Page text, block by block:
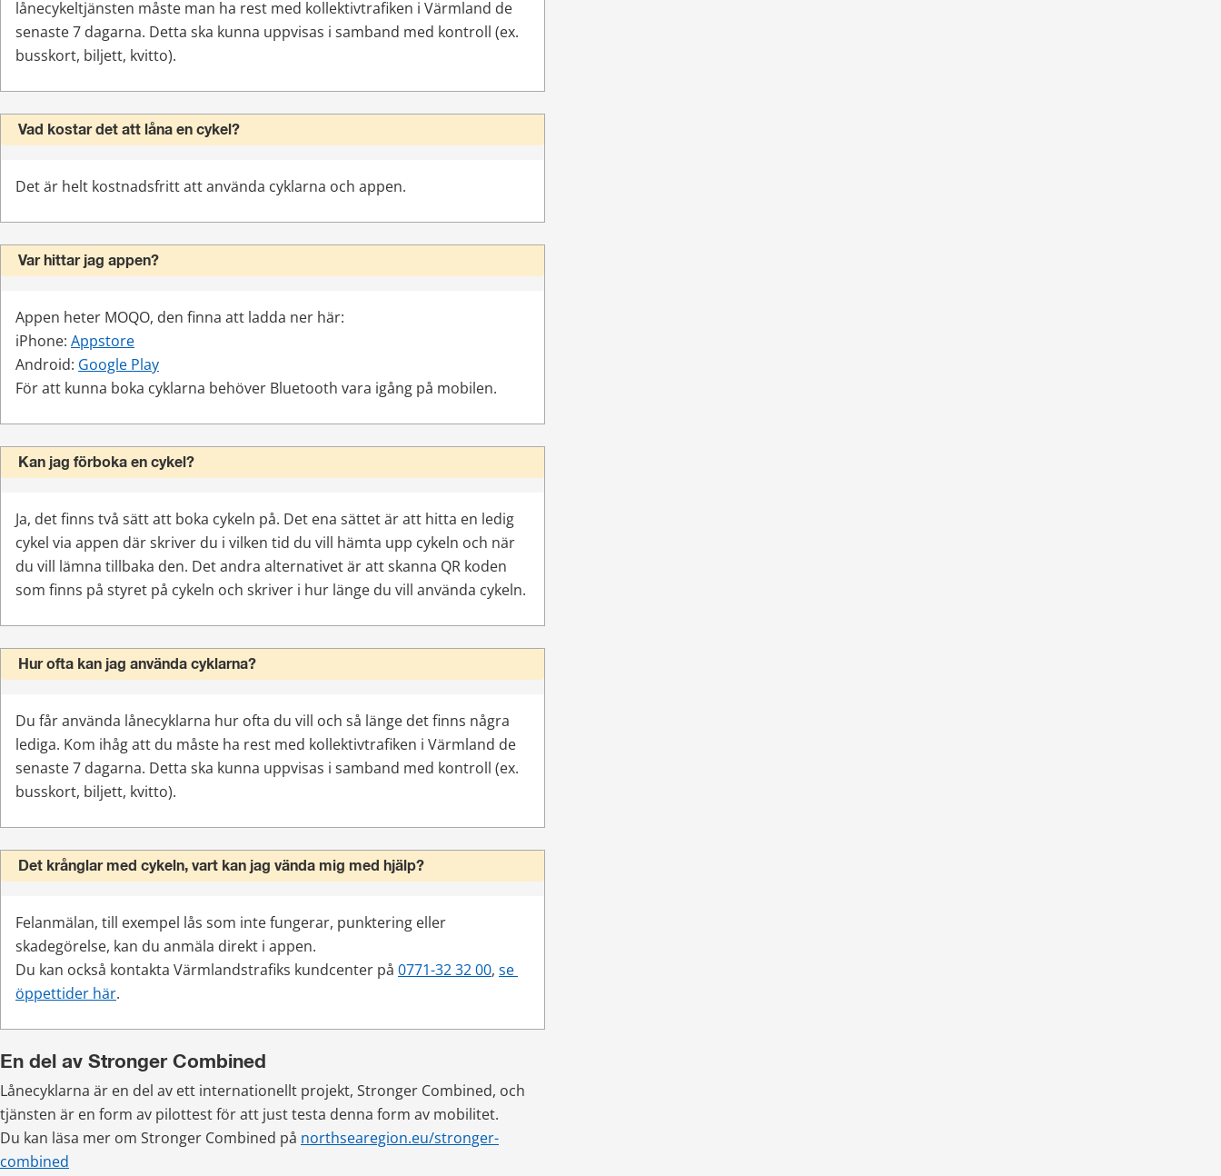
lånecykeltjänsten måste man ha rest med kollektivtrafiken i Värmland de
senaste 7 dagarna. Detta ska kunna uppvisas i samband med kontroll (ex.
busskort, biljett, kvitto).
Vad kostar det att låna en cykel?
Det är helt kostnadsfritt att använda cyklarna och appen.
Var hittar jag appen?
Appen heter MOQO, den finna att ladda ner här:
iPhone: Appstore
Android: Google Play
För att kunna boka cyklarna behöver Bluetooth vara igång på mobilen.
Kan jag förboka en cykel?
Ja, det finns två sätt att boka cykeln på. Det ena sättet är att hitta en ledig
cykel via appen där skriver du i vilken tid du vill hämta upp cykeln och när
du vill lämna tillbaka den. Det andra alternativet är att skanna QR koden
som finns på styret på cykeln och skriver i hur länge du vill använda cykeln.
Hur ofta kan jag använda cyklarna?
Du får använda lånecyklarna hur ofta du vill och så länge det finns några
lediga. Kom ihåg att du måste ha rest med kollektivtrafiken i Värmland de
senaste 7 dagarna. Detta ska kunna uppvisas i samband med kontroll (ex.
busskort, biljett, kvitto).
Det krånglar med cykeln, vart kan jag vända mig med hjälp?
Felanmälan, till exempel lås som inte fungerar, punktering eller
skadegörelse, kan du anmäla direkt i appen.
Du kan också kontakta Värmlandstrafiks kundcenter på 0771-32 32 00, se
öppettider här.
En del av Stronger Combined
Lånecyklarna är en del av ett internationellt projekt, Stronger Combined, och
tjänsten är en form av pilottest för att just testa denna form av mobilitet.
Du kan läsa mer om Stronger Combined på northsearegion.eu/stronger-
combined